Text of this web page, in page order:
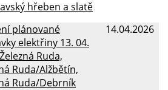
hřeben a slatě
14.04.2026
plánované
elektřiny 13. 04.
Ruda,
Ruda/Alžbětín,
Ruda/Debrník